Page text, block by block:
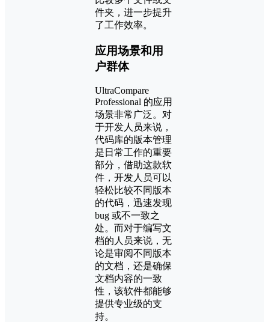
件夹，进一步提升
了工作效率。
应用场景和用
户群体
UltraCompare
Professional 的应用
场景非常广泛。对
于开发人员来说，
代码库的版本管理
是日常工作的重要
部分，借助这款软
件，开发人员可以
轻松比较不同版本
的代码，迅速发现
bug 或不一致之
处。而对于编写文
档的人员来说，无
论是审阅不同版本
的文档，还是确保
文档内容的一致
性，该软件都能够
提供专业级的支
持。